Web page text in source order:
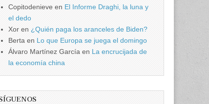
Copitodenieve en El Informe Draghi, la luna y
el dedo
Xor en ¿Quién paga los aranceles de Biden?
Berta en Lo que Europa se juega el domingo
Álvaro Martínez García en La encrucijada de
la economía china